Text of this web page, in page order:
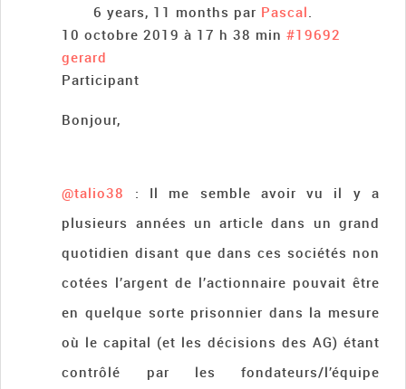
6 years, 11 months par Pascal.
10 octobre 2019 à 17 h 38 min #19692
gerard
Participant
Bonjour,
@talio38
: Il me semble avoir vu il y a
plusieurs années un article dans un grand
quotidien disant que dans ces sociétés non
cotées l’argent de l’actionnaire pouvait être
en quelque sorte prisonnier dans la mesure
où le capital (et les décisions des AG) étant
contrôlé par les fondateurs/l’équipe